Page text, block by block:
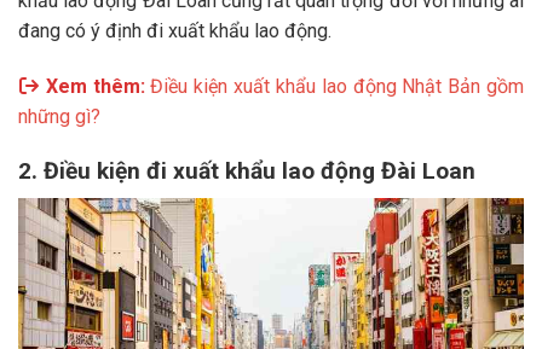
đang có ý định đi xuất khẩu lao động.
Xem thêm:Điều kiện xuất khẩu lao động Nhật Bản gồm
những gì?
2. Điều kiện đi xuất khẩu lao động Đài Loan